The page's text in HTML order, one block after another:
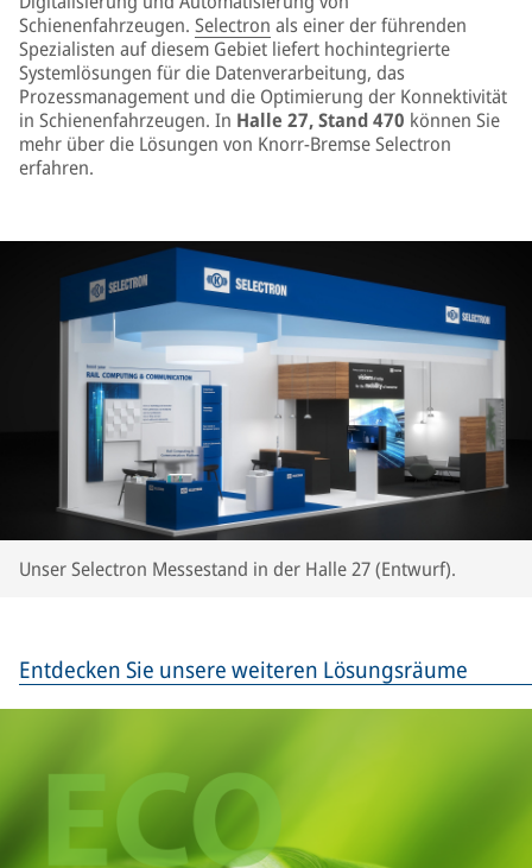
Schienenfahrzeugen. Selectron als einer der führenden
Spezialisten auf diesem Gebiet liefert hochintegrierte
Systemlösungen für die Datenverarbeitung, das
Prozessmanagement und die Optimierung der Konnektivität
in Schienenfahrzeugen. In Halle 27, Stand 470 können Sie
mehr über die Lösungen von Knorr-Bremse Selectron
erfahren.
Unser Selectron Messestand in der Halle 27 (Entwurf).
Entdecken Sie unsere weiteren Lösungsräume